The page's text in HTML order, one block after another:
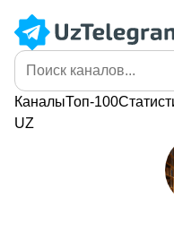
КаналыТоп-100
UZ